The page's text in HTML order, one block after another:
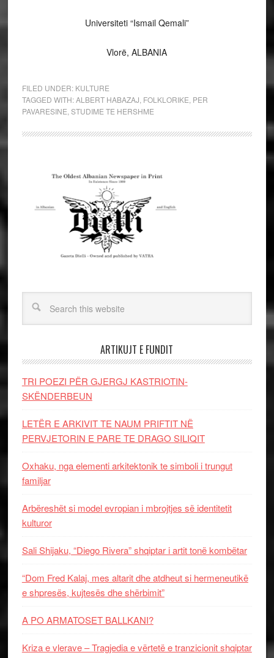
Universiteti “Ismail Qemali”
Vlorë, ALBANIA
FILED UNDER: KULTURE
TAGGED WITH:ALBERT HABAZAJ FOLKLORIKE PER
PAVARESINE STUDIME TE HERSHME
ARTIKUJT E FUNDIT
TRI POEZI PËR GJERGJ KASTRIOTIN-
SKËNDERBEUN
LETËR E ARKIVIT TE NAUM PRIFTIT NË
PERVJETORIN E PARE TE DRAGO SILIQIT
Oxhaku, nga elementi arkitektonik te simboli i trungut
familjar
Arbëreshët si model evropian i mbrojtjes së identitetit
kulturor
Sali Shijaku, “Diego Rivera” shqiptar i artit tonë kombëtar
“Dom Fred Kalaj, mes altarit dhe atdheut si hermeneutikë
e shpresës, kujtesës dhe shërbimit”
A PO ARMATOSET BALLKANI?
Kriza e vlerave – Tragjedia e vërtetë e tranzicionit shqiptar